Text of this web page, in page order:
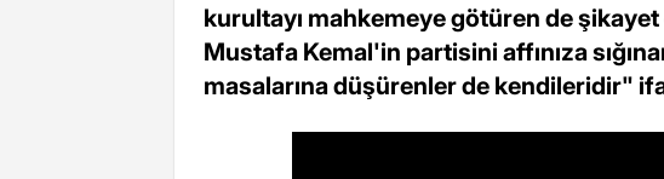
kurultayı mahkemeye götüren de
Mustafa Kemal'in partisini affınıza
masalarına düşürenler de kendileridir"